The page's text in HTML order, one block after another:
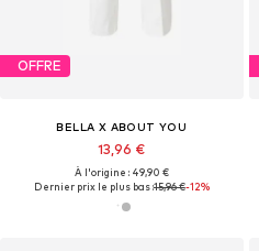
OFFRE
BELLA X ABOUT YOU
13,96 €
À l'origine : 49,90 €
Dernier prix le plus bas :15,96 €-12%